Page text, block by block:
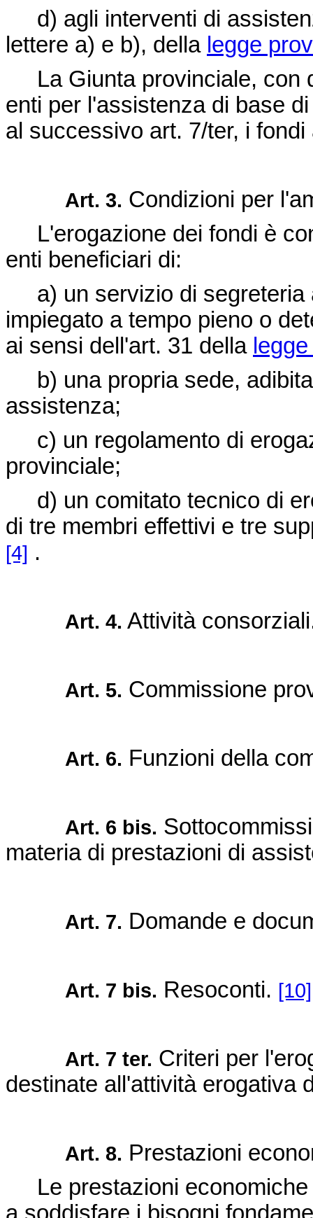
d) agli interventi di
lettere a) e b), della legge
La Giunta provinciale, con
enti per l'assistenza di base
al successivo art. 7/ter, i
Art. 3. Condizioni per
L'erogazione dei fondi è
enti beneficiari di:
a) un servizio di segreteria
impiegato a tempo pieno o
ai sensi dell'art. 31 della
b) una propria sede,
assistenza;
c) un regolamento di
provinciale;
d) un comitato tecnico di
di tre membri effettivi e tre
[4] .
Art. 4. Attività
Art. 5. Commissione
Art. 6. Funzioni della
Art. 6 bis.
materia di prestazioni di
Art. 7. Domande e
Art. 7 bis. Resoconti. [10]
Art. 7 ter. Criteri per
destinate all'attività erogativa
Art. 8. Prestazioni
Le prestazioni economiche